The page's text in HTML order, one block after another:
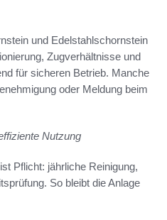
und Edelstahlschornstein
Zugverhältnisse und
für sicheren Betrieb. Manche
oder Meldung beim
Nutzung
Pflicht: jährliche Reinigung,
So bleibt die Anlage